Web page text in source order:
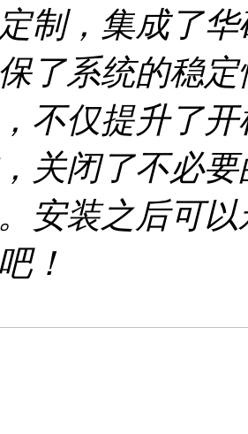
制，集成了
了系统的稳
不仅提升了
关闭了不必
安装之后可
！